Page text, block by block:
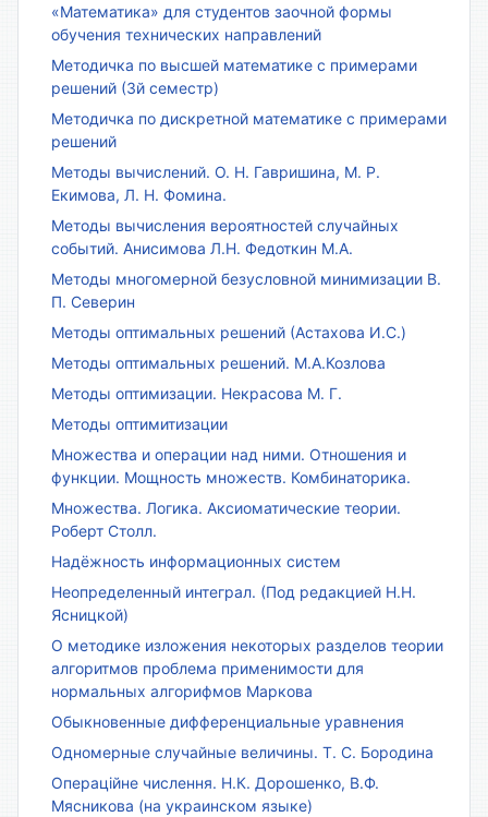
«Математика» для студентов заочной формы
обучения технических направлений
Методичка по высшей математике с примерами
решений (3й семестр)
Методичка по дискретной математике с примерами
решений
Методы вычислений. О. Н. Гавришина, М. Р.
Екимова, Л. Н. Фомина.
Методы вычисления вероятностей случайных
событий. Анисимова Л.Н. Федоткин М.А.
Методы многомерной безусловной минимизации В.
П. Северин
Методы оптимальных решений (Астахова И.С.)
Методы оптимальных решений. М.А.Козлова
Методы оптимизации. Некрасова М. Г.
Методы оптимитизации
Множества и операции над ними. Отношения и
функции. Мощность множеств. Комбинаторика.
Множества. Логика. Аксиоматические теории.
Роберт Столл.
Надёжность информационных систем
Неопределенный интеграл. (Под редакцией Н.Н.
Ясницкой)
О методике изложения некоторых разделов теории
алгоритмов проблема применимости для
нормальных алгорифмов Маркова
Обыкновенные дифференциальные уравнения
Одномерные случайные величины. Т. С. Бородина
Операційне числення. Н.К. Дорошенко, В.Ф.
Мясникова (на украинском языке)